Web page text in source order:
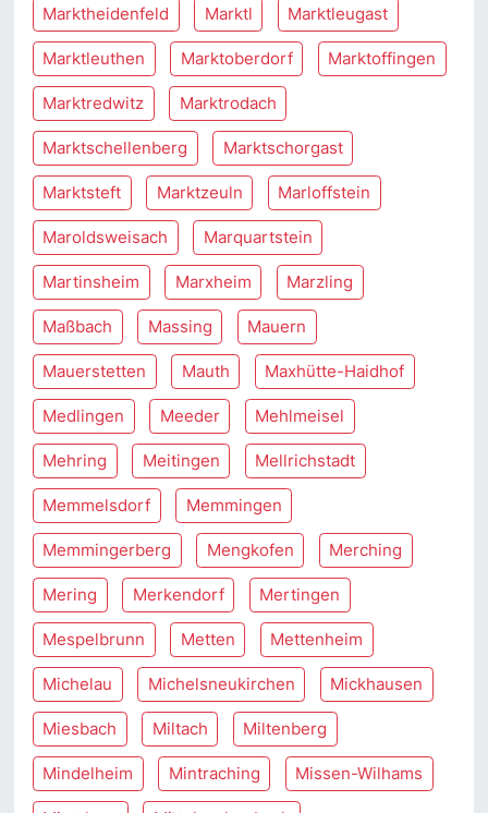
Marktheidenfeld Marktl Marktleugast
Marktleuthen Marktoberdorf Marktoffingen
Marktredwitz Marktrodach
Marktschellenberg Marktschorgast
Marktsteft Marktzeuln Marloffstein
Maroldsweisach Marquartstein
Martinsheim Marxheim Marzling
Maßbach Massing Mauern
Mauerstetten Mauth Maxhütte-Haidhof
Medlingen Meeder Mehlmeisel
Mehring Meitingen Mellrichstadt
Memmelsdorf Memmingen
Memmingerberg Mengkofen Merching
Mering Merkendorf Mertingen
Mespelbrunn Metten Mettenheim
Michelau Michelsneukirchen Mickhausen
Miesbach Miltach Miltenberg
Mindelheim Mintraching Missen-Wilhams